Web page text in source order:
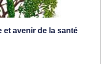
et avenir de la santé